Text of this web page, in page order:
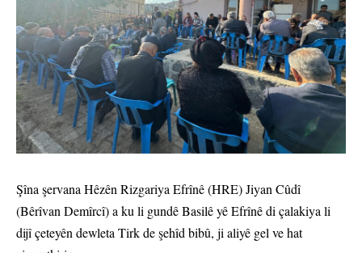
Şîna şervana Hêzên Rizgariya Efrînê (HRE) Jiyan Cûdî
(Bêrîvan Demîrcî) a ku li gundê Basilê yê Efrînê di çalakiya li
dijî çeteyên dewleta Tirk de şehîd bibû, ji aliyê gel ve hat